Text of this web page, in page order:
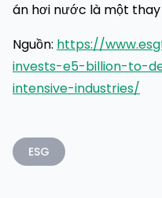
án hơi nước là một thay
Nguồn: https://
invests-e5-billion-to-
intensive-industries/
ESG